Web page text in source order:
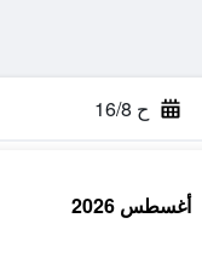
ح 16/8
أغسطس 2026